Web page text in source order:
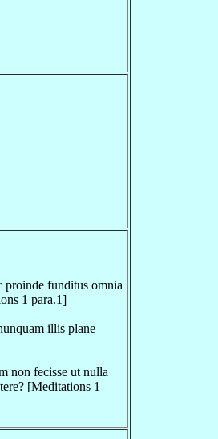
proinde funditus omnia
1 para.1]
illis plane
non fecisse ut nulla
[Meditations 1